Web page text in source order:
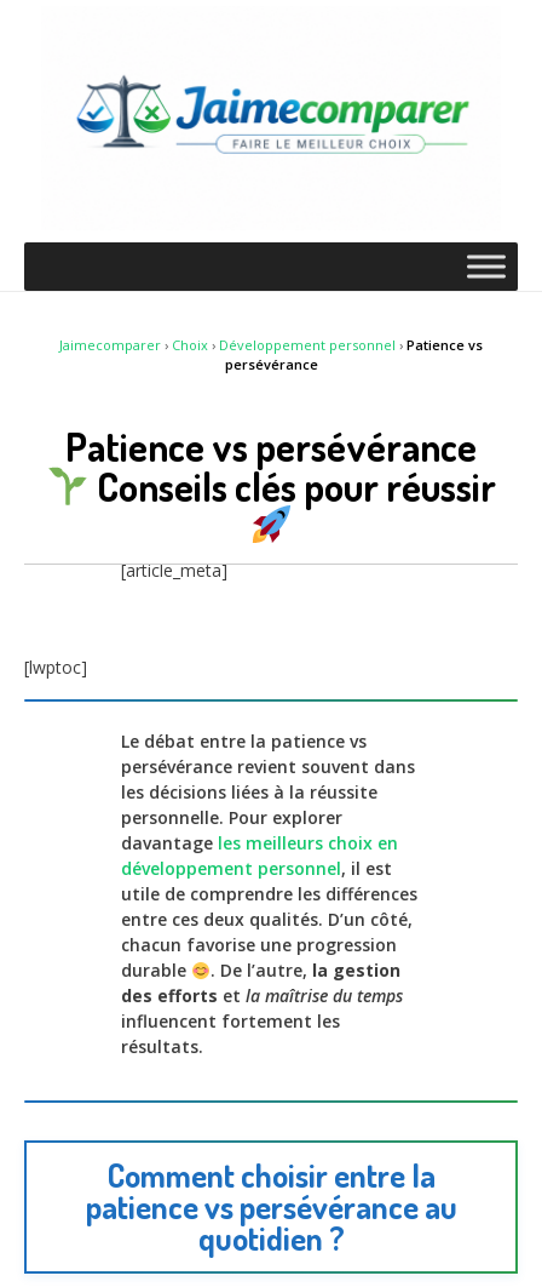
Jaimecomparer › Choix › Développement personnel › Patience vs
persévérance
Patience vs persévérance
Conseils clés pour réussir
[article_meta]
[lwptoc]
Le débat entre la patience vs
persévérance revient souvent dans
les décisions liées à la réussite
personnelle. Pour explorer
davantage les meilleurs choix en
développement personnel, il est
utile de comprendre les différences
entre ces deux qualités. D’un côté,
chacun favorise une progression
durable
. De l’autre, la gestion
des efforts et la maîtrise du temps
influencent fortement les
résultats.
Comment choisir entre la
patience vs persévérance au
quotidien ?